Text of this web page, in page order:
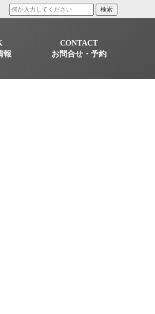
報
CONTACT
お問合せ・予約